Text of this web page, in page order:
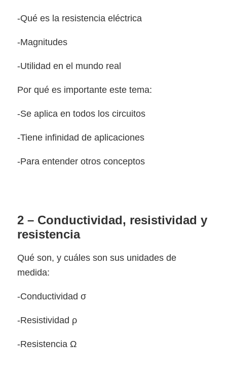
-Qué es la resistencia eléctrica
-Magnitudes
-Utilidad en el mundo real
Por qué es importante este tema:
-Se aplica en todos los circuitos
-Tiene infinidad de aplicaciones
-Para entender otros conceptos
2 – Conductividad, resistividad y
resistencia
Qué son, y cuáles son sus unidades de
medida:
-Conductividad σ
-Resistividad ρ
-Resistencia Ω